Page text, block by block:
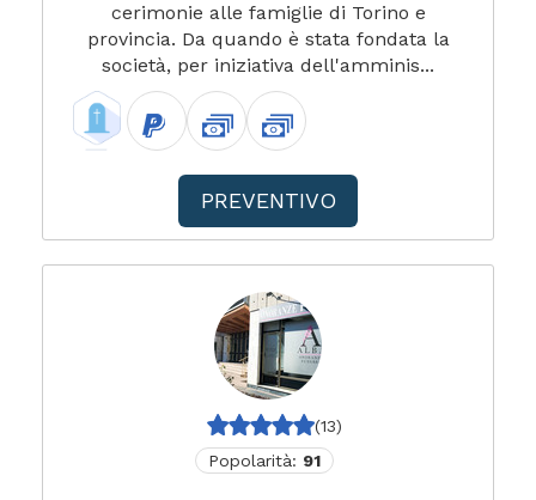
cerimonie alle famiglie di Torino e
provincia. Da quando è stata fondata la
società, per iniziativa dell'amminis...
PREVENTIVO
(13)
Popolarità: 91